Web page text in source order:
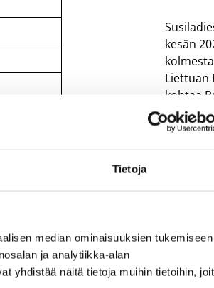
Tietoja
median ominaisuuksien tukemiseen
ja analytiikka-alan
yhdistää näitä tietoja muihin tietoihin,
kesän
Liettuan
kohtaa
16.00 ja
31.7. klo